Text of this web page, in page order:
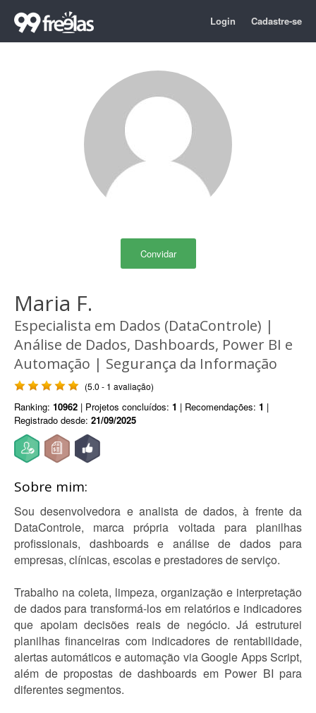
Login Cadastre-se
Convidar
Maria F.
Especialista em Dados (DataControle) |
Análise de Dados, Dashboards, Power BI e
Automação | Segurança da Informação
(5.0 - 1 avaliação)
Ranking: 10962 | Projetos concluídos: 1 | Recomendações: 1 |
Registrado desde: 21/09/2025
Sobre mim:
Sou desenvolvedora e analista de dados, à frente da
DataControle, marca própria voltada para planilhas
profissionais, dashboards e análise de dados para
empresas, clínicas, escolas e prestadores de serviço.
Trabalho na coleta, limpeza, organização e interpretação
de dados para transformá-los em relatórios e indicadores
que apoiam decisões reais de negócio. Já estruturei
planilhas financeiras com indicadores de rentabilidade,
alertas automáticos e automação via Google Apps Script,
além de propostas de dashboards em Power BI para
diferentes segmentos.